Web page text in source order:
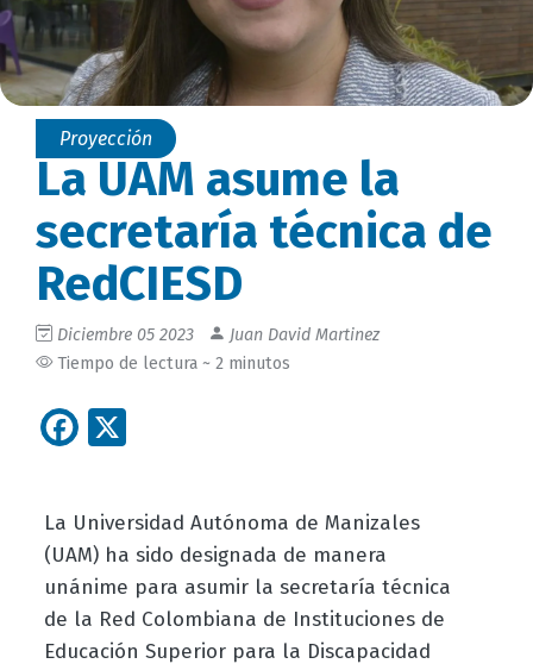
Proyección
La UAM asume la
secretaría técnica de
RedCIESD
Diciembre 05 2023
Juan David Martinez
Tiempo de lectura ~ 2 minutos
Facebook
La Universidad Autónoma de Manizales
(UAM) ha sido designada de manera
unánime para asumir la secretaría técnica
de la Red Colombiana de Instituciones de
Educación Superior para la Discapacidad